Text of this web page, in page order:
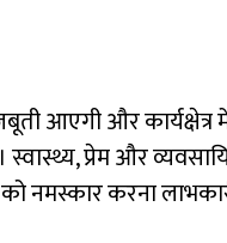
आएगी और कार्यक्षेत्र
प्रेम और
नमस्कार करना